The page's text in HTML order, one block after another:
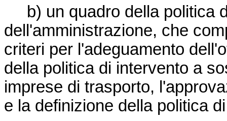
b) un quadro della politica
dell'amministrazione, che
criteri per l'adeguamento
della politica di intervento a
imprese di trasporto,
e la definizione della politica